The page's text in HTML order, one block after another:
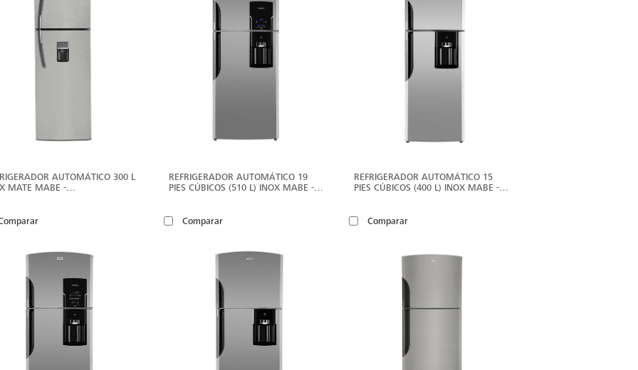
AUTOMÁTICO 300 L
MATE MABE -
REFRIGERADOR AUTOMÁTICO 19
PIES CÚBICOS (510 L) INOX MABE -
Comparar
REFRIGERADOR AUTOMÁTICO 15
PIES CÚBICOS (400 L) INOX MABE -
Comparar